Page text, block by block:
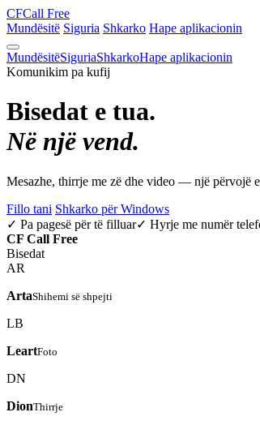
CFCall Free
Mundësitë Siguria Shkarko Hape aplikacionin
MundësitëSiguriaShkarkoHape aplikacionin
Komunikim pa kufij
Bisedat e tua.
Në një vend.
Mesazhe, thirrje me zë dhe video — një përvojë
Fillo tani Shkarko për Windows
✓ Pa pagesë për të filluar✓ Hyrje me numër
CF Call Free
Bisedat
AR
ArtaShihemi së shpejti
LB
LeartFoto
DN
DionThirrje